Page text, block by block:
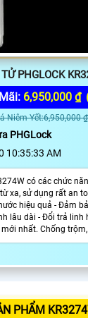
PHGLOCK
6,950,000 ₫
Niêm Yết:6,950,000 ₫
PHGLock
10:35:33 AM
có các chức
xa, sử dụng rất an
hiệu quả - Đảm
lâu dài - Đổi trả linh
nhất. Chống
PHẨM